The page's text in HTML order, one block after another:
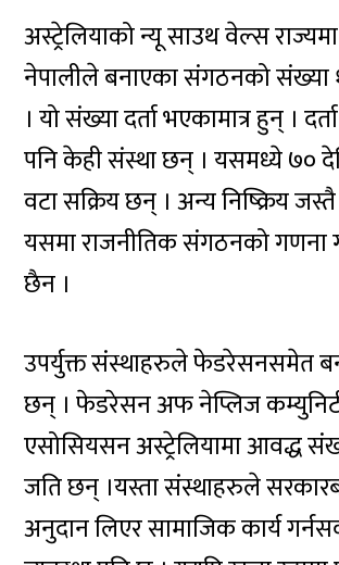
अस्ट्रेलियाको न्यू साउथ वेल्स राज्यमा
नेपालीले बनाएका संगठनको संख्या
। यो संख्या दर्ता भएकामात्र हुन् ।
पनि केही संस्था छन् । यसमध्ये ७०
वटा सक्रिय छन् । अन्य निष्क्रिय
यसमा राजनीतिक संगठनको गणना
छैन ।
उपर्युक्त संस्थाहरुले फेडरेसनसमेत
छन् । फेडरेसन अफ नेप्लिज
एसोसियसन अस्ट्रेलियामा आवद्ध
जति छन् ।यस्ता संस्थाहरुले
अनुदान लिएर सामाजिक कार्य